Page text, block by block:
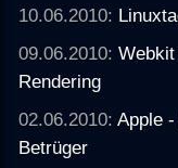
10.06.2010:
09.06.2010:
Rendering
02.06.2010:Apple
Betrüger